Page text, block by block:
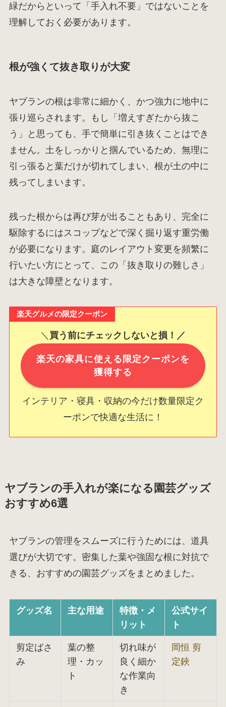
緑だからといって「手入れ不要」ではないことを
理解しておく必要があります。
根が強くて抜き取りが大変
ヤブランの根は非常に細かく、かつ強力に地中に
張り巡らされます。もし「増えすぎたから抜こ
う」と思っても、手で簡単に引き抜くことはでき
ません。土をしっかりと掴んでいるため、無理に
引っ張ると葉だけが切れてしまい、根が土の中に
残ってしまいます。
残った根からは再び芽が出ることもあり、完全に
駆除するにはスコップなどで深く掘り返す重労働
が必要になります。庭のレイアウト変更を頻繁に
行いたい方にとって、この「抜き取りの難しさ」
は大きな障壁となります。
楽天グルメの限定クーポン
＼ 買う前にチェックしないと損！／
楽天の家具に使える限定クーポンを
獲得する
インテリア・寝具・収納の今だけ数量限定ク
ーポンで快適な生活に！
ヤブランの手入れが楽になる園芸グッズ
おすすめ6選
ヤブランの管理をスムーズに行うためには、道具
選びが大切です。密集した葉や強固な根に対抗で
きる、おすすめの園芸グッズをまとめました。
グッズ名 主な用途
特徴・メ
リット
公式サイ
ト
剪定ばさ
み
葉の整
理・カッ
ト
切れ味が
良く細か
な作業向
き
岡恒 剪
定鋏